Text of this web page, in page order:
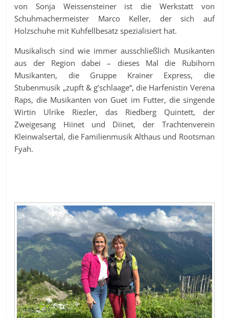
von Sonja Weissensteiner ist die Werkstatt von
Schuhmachermeister Marco Keller, der sich auf
Holzschuhe mit Kuhfellbesatz spezialisiert hat.
Musikalisch sind wie immer ausschließlich Musikanten
aus der Region dabei – dieses Mal die Rubihorn
Musikanten, die Gruppe Krainer Express, die
Stubenmusik „zupft & g’schlaage“, die Harfenistin Verena
Raps, die Musikanten von Guet im Futter, die singende
Wirtin Ulrike Riezler, das Riedberg Quintett, der
Zweigesang Hiinet und Diinet, der Trachtenverein
Kleinwalsertal, die Familienmusik Althaus und Rootsman
Fyah.